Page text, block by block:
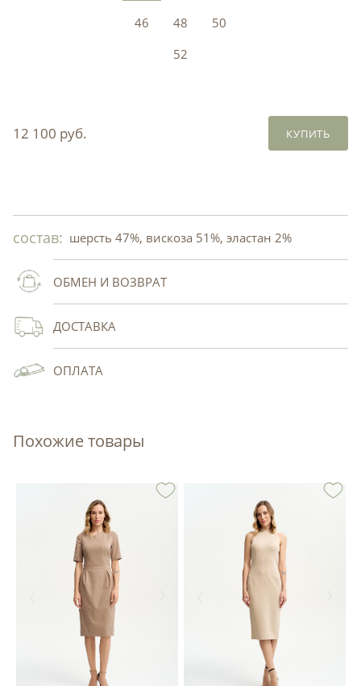
46
48
50
52
12 100 руб. КУПИТЬ
состав: шерсть 47%, вискоза 51%, эластан 2%
ОБМЕН И ВОЗВРАТ
ДОСТАВКА
ОПЛАТА
Похожие товары